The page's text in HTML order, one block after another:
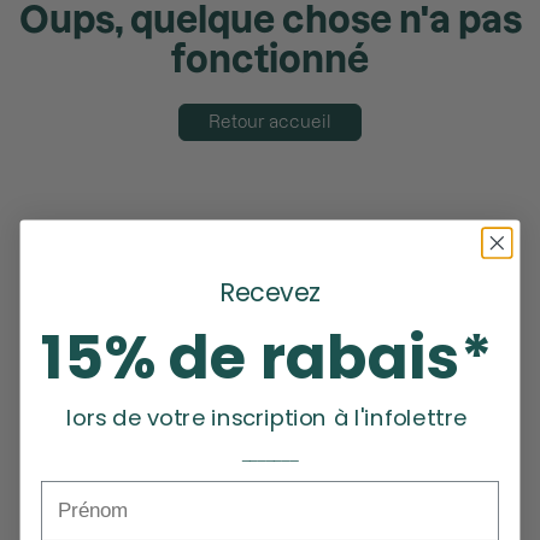
Oups, quelque chose n'a pas
fonctionné
Retour accueil
Recevez
15% de rabais*
lors de votre inscription à l'infolettre